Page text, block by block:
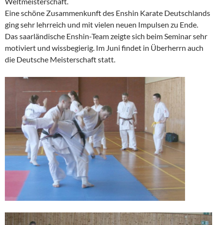
Eine schöne Zusammenkunft des Enshin Karate Deutschlands
ging sehr lehrreich und mit vielen neuen Impulsen zu Ende.
Das saarländische Enshin-Team zeigte sich beim Seminar sehr
motiviert und wissbegierig. Im Juni findet in Überherrn auch
die Deutsche Meisterschaft statt.